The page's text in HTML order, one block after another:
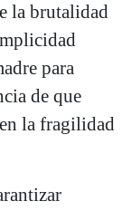
la brutalidad
para
de que
la fragilidad